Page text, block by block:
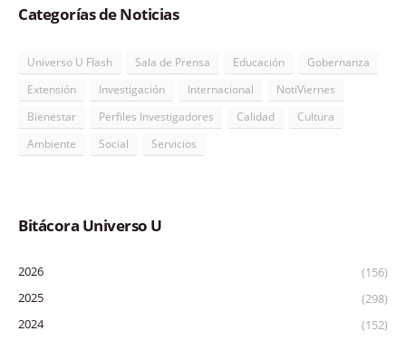
Categorías de Noticias
Universo U Flash Sala de Prensa Educación
Gobernanza
Extensión
Investigación Internacional
NotiViernes
Bienestar
Perfiles Investigadores Calidad
Cultura
Ambiente
Social Servicios
Bitácora Universo U
2026
(156)
2025
(298)
2024
(152)